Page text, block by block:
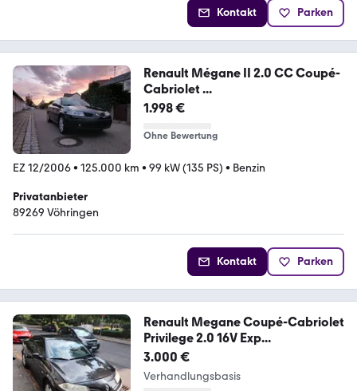
Kontakt Parken
Renault Mégane II 2.0 CC Coupé-
Cabriolet ...
1.998 €
Ohne Bewertung
EZ 12/2006• 125.000 km • 99 kW (135 PS) • Benzin
Privatanbieter
89269 Vöhringen
Kontakt Parken
Renault Megane Coupé-Cabriolet
Privilege 2.0 16V Exp...
3.000 €
Verhandlungsbasis